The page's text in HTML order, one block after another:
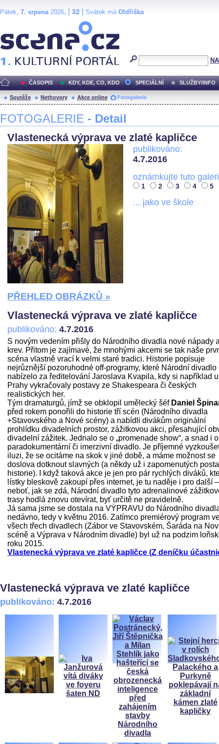
Pátek, 7. srpena2026, | 32 Svátek má Oldřiška
ČASOPIS KDY, KDE, CO, KDO SPECIÁLNÍ SLUŽBY/INFO
Soutěže Nethovory Akce online Fotogalerie
FOTOGALERIE - Detail
Vlastenecká výprava ve zlaté kapličce
publikováno:
4.7.2016
oznámkujte tuto
1 2 3 4 5
... jako ve škole
PŘEHLED OBRÁZKŮ »
Vlastenecká výprava ve zlaté kapličce
publikováno: 4.7.2016
S novým vedením přišly do Národního divadla nové nápady
krev. Přitom je zajímavé, že mnohými akcemi se tak naše
scéna vlastně vrací k velmi staré tradici. Historie popisuje
nejrůznější pozoruhodné off-programy, které Národní divadlo
nabízelo za ředitelování Jaroslava Kvapila, kdy si například
Prahy vykračovaly postavy ze Shakespeara či českých
realistických her.
Tým dramaturgů, jímž se obklopil umělecký šéf Daniel
před rokem ponořili do historie tří scén (Národního divadla
+Stavovského a Nové scény) a nabídli divákům originální
prohlídku divadelních prostor, zážitkovou akci, přesahující
divadelní zážitek. Jednalo se o „promenade show“, a snad i o
paradokumentární či imerzivní divadlo. Je příjemné
iluzi, že se ocitáme na skok v jiné době, a máme možnost se
doslova dotknout slavných (a někdy už i zapomenutých
historie). I když taková akce je jen pro pár rychlých diváků,
lístky bleskově zakoupí přes internet, je tu naděje i pro další –
neboť, jak se zdá, Národní divadlo tyto adrenalinové
trasy hodlá znovu otevírat, byť určitě ne pravidelně.
Já sama jsme se dostala na VÝPRAVU do Národního
nedávno, tedy v květnu 2016. Zatímco premiérový program
všech třech divadlech (Zábor ve Stavovském, Šaráda na
scéně a Výprava v Národním divadle) byl už na podzim
roku 2015.
Vlastenecká výprava ve zlaté kapličce (Z deníčku
Vlastenecká výprava ve zlaté kapličce
publikováno: 4.7.2016